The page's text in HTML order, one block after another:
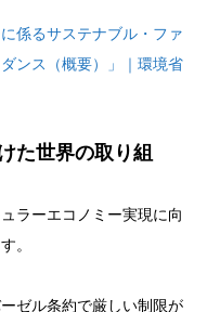
係るサステナブル・ファ
ンス（概要）」｜環境省
た世界の取り組
ラーエコノミー実現に向
。
ゼル条約で厳しい制限が